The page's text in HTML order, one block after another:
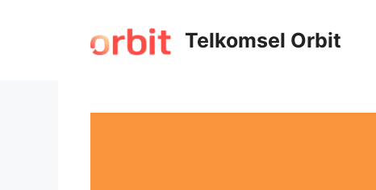
Telkomsel Orbit